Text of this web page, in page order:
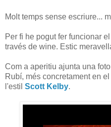
Molt temps sense escriure...
Per fi he pogut fer funcionar
través de wine. Estic
Com a aperitiu ajunta una
Rubí, més concretament en
l'estil Scott Kelby.